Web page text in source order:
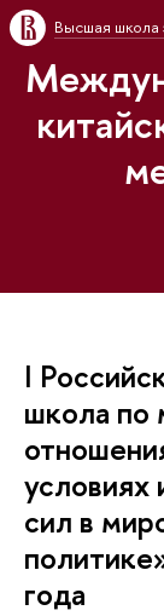
Высшая школа
I
школа
условиях
сил в
года